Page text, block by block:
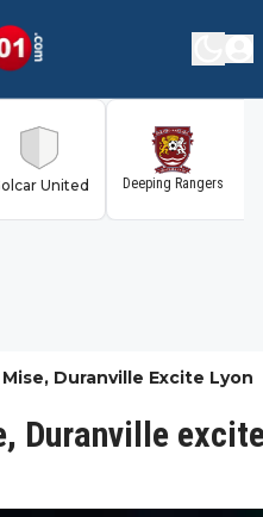
United Deeping Rangers
Duranville Excite Lyon
Duranville